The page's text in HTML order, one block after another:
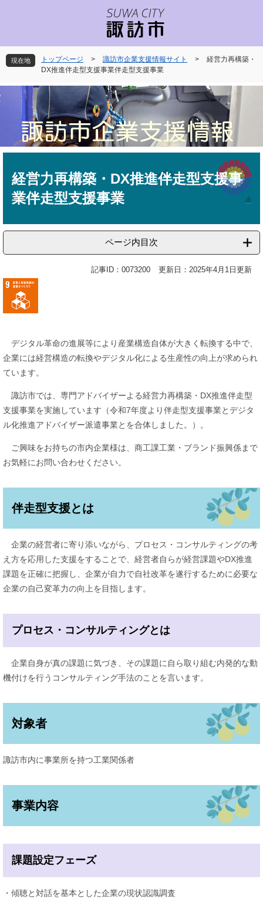
先
頭
。
を
飛
て
現在地 トップページ > 諏訪市企業支援情報サイト >
経営力再構築・
DX推進伴走型支援事業伴走型支援事業
経営力再構築・DX推進伴走型支援事
業伴走型支援事業
ページ内目次
記事ID：0073200 更新日：2025年4月1日更新
デジタル革命の進展等により産業構造自体が大きく転換する中で、
企業には経営構造の転換やデジタル化による生産性の向上が求められ
ています。
諏訪市では、専門アドバイザーよる経営力再構築・DX推進伴走型
支援事業を実施しています（令和7年度より伴走型支援事業とデジタ
ル化推進アドバイザー派遣事業とを合体しました。）。
ご興味をお持ちの市内企業様は、商工課工業・ブランド振興係まで
お気軽にお問い合わせください。
伴走型支援とは
企業の経営者に寄り添いながら、プロセス・コンサルティングの考
え方を応用した支援をすることで、経営者自らが経営課題やDX推進
課題を正確に把握し、企業が自力で自社改革を遂行するために必要な
企業の自己変革力の向上を目指します。
プロセス・コンサルティングとは
企業自身が真の課題に気づき、その課題に自ら取り組む内発的な動
機付けを行うコンサルティング手法のことを言います。
対象者
諏訪市内に事業所を持つ工業関係者
事業内容
課題設定フェーズ
・傾聴と対話を基本とした企業の現状認識調査